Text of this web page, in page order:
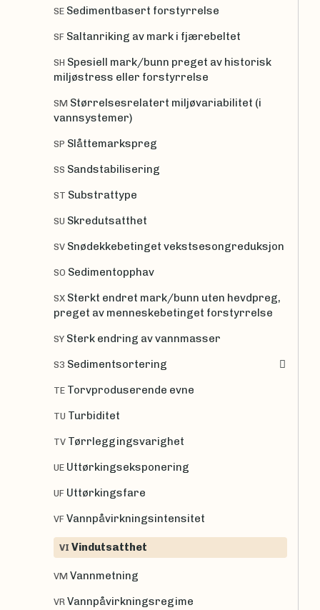
SE Sedimentbasert forstyrrelse
SF Saltanriking av mark i fjærebeltet
SH Spesiell mark/bunn preget av historisk
miljøstress eller forstyrrelse
SM Størrelsesrelatert miljøvariabilitet (i
vannsystemer)
SP Slåttemarkspreg
SS Sandstabilisering
ST Substrattype
SU Skredutsatthet
SV Snødekkebetinget vekstsesongreduksjon
SO Sedimentopphav
SX Sterkt endret mark/bunn uten hevdpreg,
preget av menneskebetinget forstyrrelse
SY Sterk endring av vannmasser
S3 Sedimentsortering
TE Torvproduserende evne
TU Turbiditet
TV Tørrleggingsvarighet
UE Uttørkingseksponering
UF Uttørkingsfare
VF Vannpåvirkningsintensitet
VI Vindutsatthet
VM Vannmetning
VR Vannpåvirkningsregime